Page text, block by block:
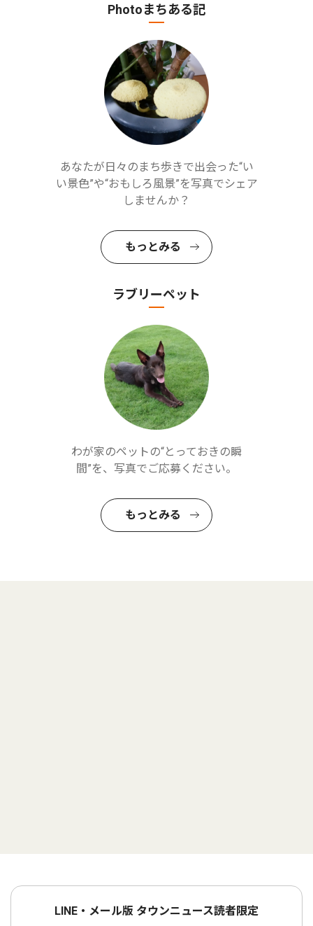
Photoまちある記
あなたが日々のまち歩きで出会った“い
い景色”や“おもしろ風景”を写真でシェア
しませんか？
もっとみる
ラブリーペット
わが家のペットの“とっておきの瞬
間”を、写真でご応募ください。
もっとみる
LINE・メール版 タウンニュース読者限定